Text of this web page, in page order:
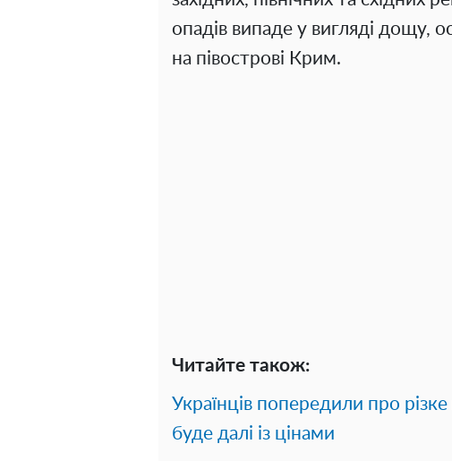
опадів випаде у вигляді дощу,
на півострові Крим.
Читайте також:
Українців попередили про
буде далі із цінами